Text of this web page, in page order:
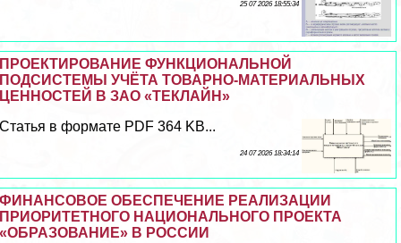
25 07 2026 18:55:34
ПРОЕКТИРОВАНИЕ ФУНКЦИОНАЛЬНОЙ
ПОДСИСТЕМЫ УЧЁТА ТОВАРНО-МАТЕРИАЛЬНЫХ
ЦЕННОСТЕЙ В ЗАО «ТЕКЛАЙН»
Статья в формате PDF 364 KB...
24 07 2026 18:34:14
ФИНАНСОВОЕ ОБЕСПЕЧЕНИЕ РЕАЛИЗАЦИИ
ПРИОРИТЕТНОГО НАЦИОНАЛЬНОГО ПРОЕКТА
«ОБРАЗОВАНИЕ» В РОССИИ